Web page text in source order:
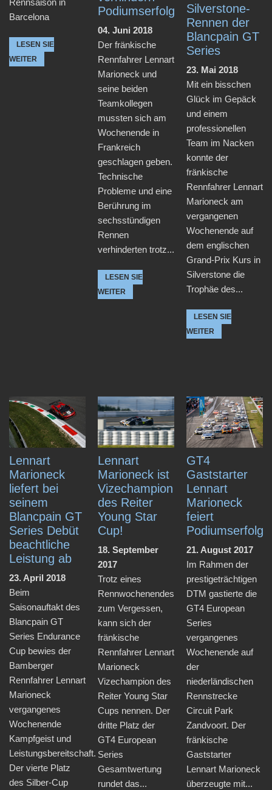
Rennsaison in
Barcelona
LESEN SIE
WEITER
Podiumserfolg
04. Juni 2018
Der fränkische
Rennfahrer Lennart
Marioneck und
seine beiden
Teamkollegen
mussten sich am
Wochenende in
Frankreich
geschlagen geben.
Technische
Probleme und eine
Berührung im
sechsstündigen
Rennen
verhinderten trotz...
LESEN SIE
WEITER
Silverstone-
Rennen der
Blancpain GT
Series
23. Mai 2018
Mit ein bisschen
Glück im Gepäck
und einem
professionellen
Team im Nacken
konnte der
fränkische
Rennfahrer Lennart
Marioneck am
vergangenen
Wochenende auf
dem englischen
Grand-Prix Kurs in
Silverstone die
Trophäe des...
LESEN SIE
WEITER
Lennart
Marioneck
liefert bei
seinem
Blancpain GT
Series Debüt
beachtliche
Leistung ab
23. April 2018
Beim
Saisonauftakt des
Blancpain GT
Series Endurance
Cup bewies der
Bamberger
Rennfahrer Lennart
Marioneck
vergangenes
Wochenende
Kampfgeist und
Leistungsbereitschaft.
Der vierte Platz
des Silber-Cup
Lennart
Marioneck ist
Vizechampion
des Reiter
Young Star
Cup!
18. September
2017
Trotz eines
Rennwochenendes
zum Vergessen,
kann sich der
fränkische
Rennfahrer Lennart
Marioneck
Vizechampion des
Reiter Young Star
Cups nennen. Der
dritte Platz der
GT4 European
Series
Gesamtwertung
rundet das...
GT4
Gaststarter
Lennart
Marioneck
feiert
Podiumserfolg
21. August 2017
Im Rahmen der
prestigeträchtigen
DTM gastierte die
GT4 European
Series
vergangenes
Wochenende auf
der
niederländischen
Rennstrecke
Circuit Park
Zandvoort. Der
fränkische
Gaststarter
Lennart Marioneck
überzeugte mit...